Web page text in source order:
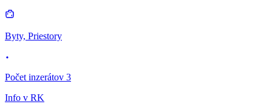
Byty, Priestory
Počet inzerátov 3
Info v RK